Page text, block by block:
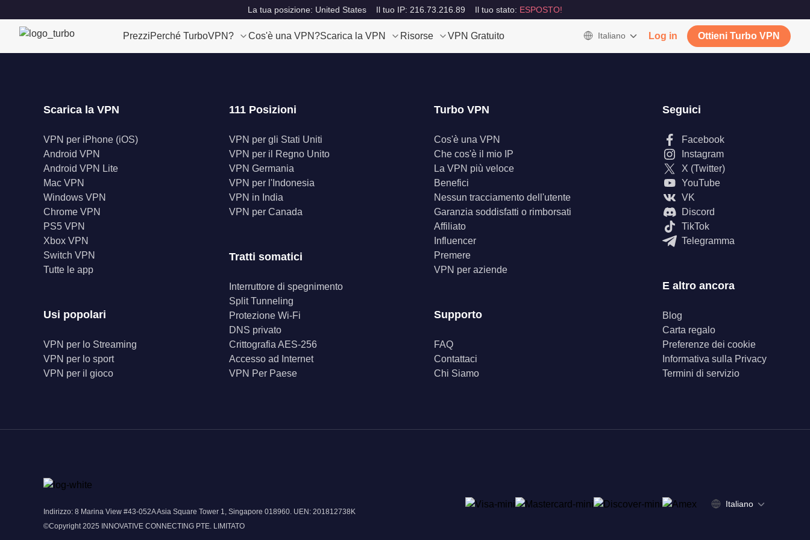
La tua posizione: United States Il tuo IP: 216.73.216.89 Il tuo stato: ESPOSTO!
PrezziPerché TurboVPN? Cos'è una VPN?Scarica la VPN Risorse VPN Gratuito Italiano Log in Ottieni Turbo VPN
Scarica la VPN
VPN per iPhone (iOS)
Android VPN
Android VPN Lite
Mac VPN
Windows VPN
Chrome VPN
PS5 VPN
Xbox VPN
Switch VPN
Tutte le app
Usi popolari
VPN per lo Streaming
VPN per lo sport
VPN per il gioco
111 Posizioni
VPN per gli Stati Uniti
VPN per il Regno Unito
VPN Germania
VPN per l'Indonesia
VPN in India
VPN per Canada
Tratti somatici
Interruttore di spegnimento
Split Tunneling
Protezione Wi-Fi
DNS privato
Crittografia AES-256
Accesso ad Internet
VPN Per Paese
Turbo VPN
Cos'è una VPN
Che cos'è il mio IP
La VPN più veloce
Benefici
Nessun tracciamento dell'utente
Garanzia soddisfatti o rimborsati
Affiliato
Influencer
Premere
VPN per aziende
Supporto
FAQ
Contattaci
Chi Siamo
Seguici
Facebook
Instagram
X (Twitter)
YouTube
VK
Discord
TikTok
Telegramma
E altro ancora
Blog
Carta regalo
Preferenze dei cookie
Informativa sulla Privacy
Termini di servizio
Indirizzo: 8 Marina View #43-052A Asia Square Tower 1, Singapore 018960. UEN: 201812738K
©Copyright 2025 INNOVATIVE CONNECTING PTE. LIMITATO
Italiano